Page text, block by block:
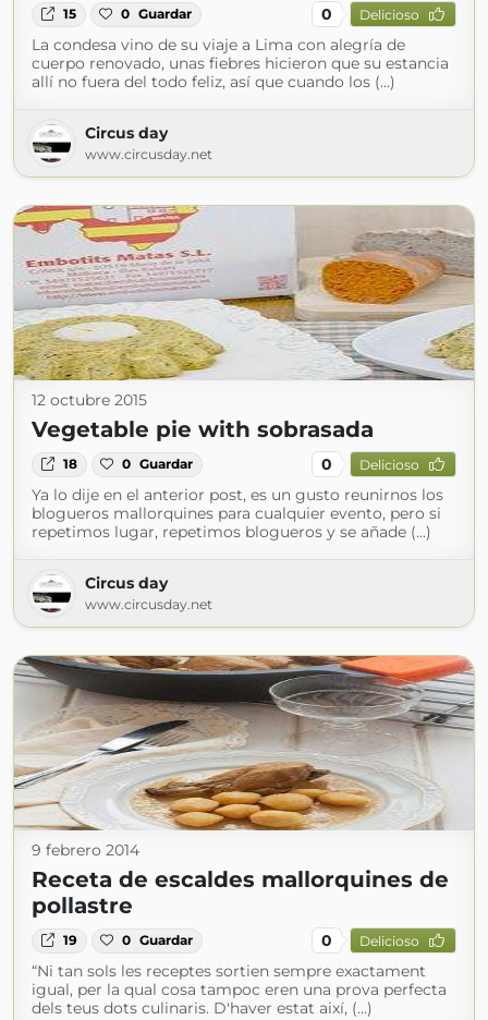
15 0 Guardar 0 Delicioso
La condesa vino de su viaje a Lima con alegría de
cuerpo renovado, unas fiebres hicieron que su estancia
allí no fuera del todo feliz, así que cuando los (...)
Circus day
www.circusday.net
12 octubre 2015
Vegetable pie with sobrasada
18 0 Guardar 0 Delicioso
Ya lo dije en el anterior post, es un gusto reunirnos los
blogueros mallorquines para cualquier evento, pero si
repetimos lugar, repetimos blogueros y se añade (...)
Circus day
www.circusday.net
9 febrero 2014
Receta de escaldes mallorquines de
pollastre
19 0 Guardar 0 Delicioso
“Ni tan sols les receptes sortien sempre exactament
igual, per la qual cosa tampoc eren una prova perfecta
dels teus dots culinaris. D'haver estat així, (...)